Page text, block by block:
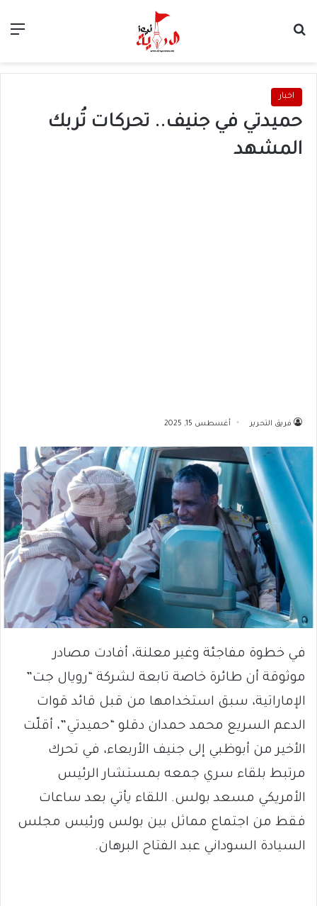
اخبار
حميدتي في جنيف.. تحركات تُربك
المشهد
فريق التحرير أغسطس 15, 2025
في خطوة مفاجئة وغير معلنة، أفادت مصادر
موثوقة أن طائرة خاصة تابعة لشركة “رويال جت”
الإماراتية، سبق استخدامها من قبل قائد قوات
الدعم السريع محمد حمدان دقلو “حميدتي”، أقلّت
الأخير من أبوظبي إلى جنيف الأربعاء، في تحرك
مرتبط بلقاء سري جمعه بمستشار الرئيس
الأمريكي مسعد بولس. اللقاء يأتي بعد ساعات
فقط من اجتماع مماثل بين بولس ورئيس مجلس
السيادة السوداني عبد الفتاح البرهان.